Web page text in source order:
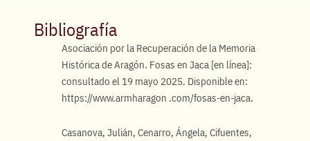
Bibliografía
Asociación por la Recuperación de la Memoria
Histórica de Aragón. Fosas en Jaca [en línea]:
consultado el 19 mayo 2025. Disponible en:
https://www.armharagon .com/fosas-en-jaca.
Casanova, Julián, Cenarro, Ángela, Cifuentes,